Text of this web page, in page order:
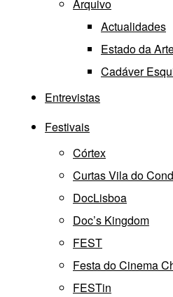
Arquivo
Actualidades
Estado da
Cadáver
Entrevistas
Festivais
Córtex
Curtas Vila do
DocLisboa
Doc’s Kingdom
FEST
Festa do Cinema
FESTin